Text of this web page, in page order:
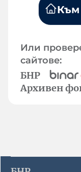
Към
Или
сайтове:
БНР
Архивен